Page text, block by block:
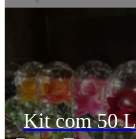
Kit com 50